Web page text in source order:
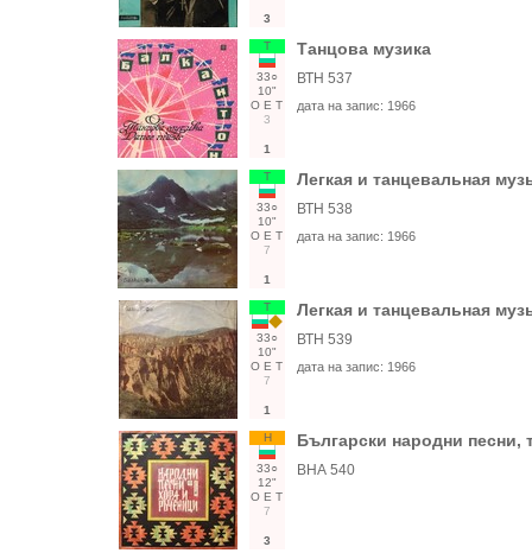
3
Т
33○
10"
О Е Т
3
1
Танцова музика
ВТН 537
дата на запис: 1966
Т
33○
10"
О Е Т
7
1
Легкая и танцевальная
ВТН 538
дата на запис: 1966
Т
33○
10"
О Е Т
7
1
Легкая и танцевальная
ВТН 539
дата на запис: 1966
Н
33○
12"
О Е Т
7
3
Български народни песни,
ВНА 540